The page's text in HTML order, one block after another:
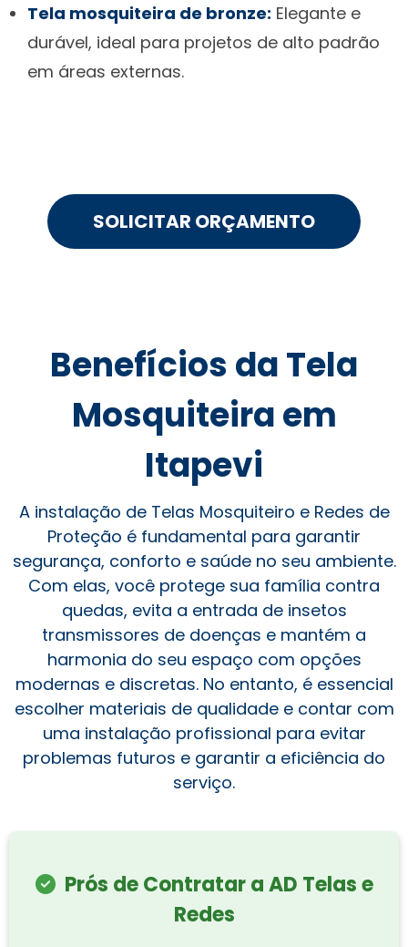
Tela mosquiteira de bronze: Elegante e
durável, ideal para projetos de alto padrão
em áreas externas.
SOLICITAR ORÇAMENTO
Benefícios da Tela
Mosquiteira em
Itapevi
A instalação de Telas Mosquiteiro e Redes de
Proteção é fundamental para garantir
segurança, conforto e saúde no seu ambiente.
Com elas, você protege sua família contra
quedas, evita a entrada de insetos
transmissores de doenças e mantém a
harmonia do seu espaço com opções
modernas e discretas. No entanto, é essencial
escolher materiais de qualidade e contar com
uma instalação profissional para evitar
problemas futuros e garantir a eficiência do
serviço.
Prós de Contratar a AD Telas e
Redes